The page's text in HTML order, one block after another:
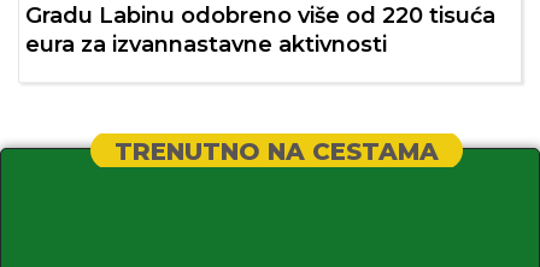
Gradu Labinu odobreno više od 220 tisuća
eura za izvannastavne aktivnosti
TRENUTNO NA CESTAMA